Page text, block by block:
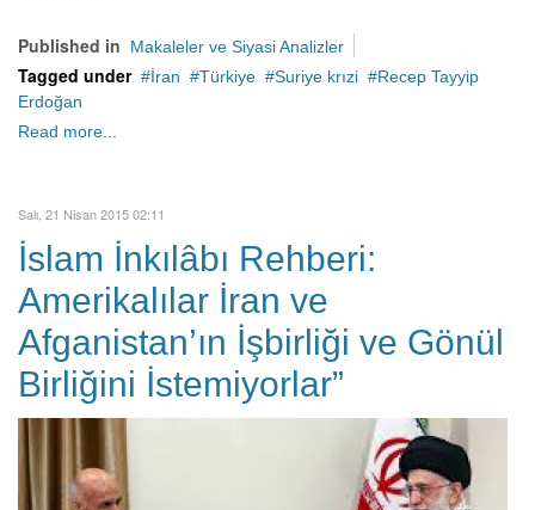
Published in Makaleler ve Siyasi Analizler
Tagged under İran Türkiye Suriye krızi
Recep Tayyip
Erdoğan
Read more...
Salı, 21 Nisan 2015 02:11
İslam İnkılâbı Rehberi:
Amerikalılar İran ve
Afganistan’ın İşbirliği ve Gönül
Birliğini İstemiyorlar”